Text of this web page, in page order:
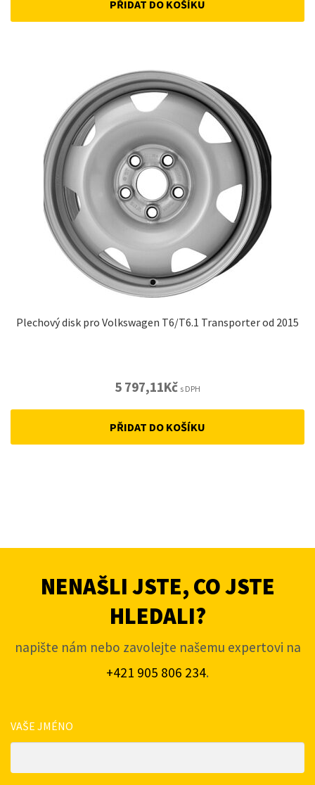
PŘIDAT DO KOŠÍKU
Plechový disk pro Volkswagen T6/T6.1 Transporter od 2015
5 797,11Kč s DPH
PŘIDAT DO KOŠÍKU
NENAŠLI JSTE, CO JSTE
HLEDALI?
napište nám nebo zavolejte našemu expertovi na
+421 905 806 234.
VAŠE JMÉNO